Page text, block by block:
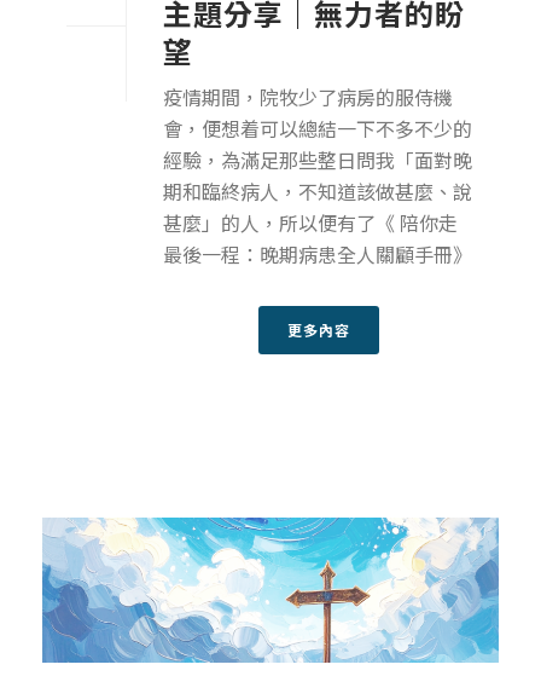
主題分享｜無力者的盼
望
疫情期間，院牧少了病房的服侍機
會，便想着可以總結一下不多不少的
經驗，為滿足那些整日問我「面對晚
期和臨終病人，不知道該做甚麼、說
甚麼」的人，所以便有了《 陪你走
最後一程：晚期病患全人關顧手冊》
更多內容